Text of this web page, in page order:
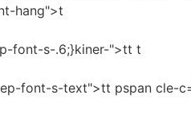
hang">t
font-s-.6;}kiner-">tt t
font-s-text">tt pspan cle-